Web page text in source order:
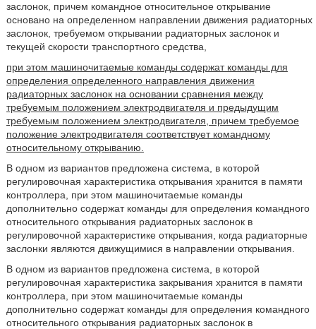
заслонок, причем командное относительное открывание
основано на определенном направлении движения радиаторных
заслонок, требуемом открывании радиаторных заслонок и
текущей скорости транспортного средства,
при этом машиночитаемые команды содержат команды для
определения определенного направления движения
радиаторных заслонок на основании сравнения между
требуемым положением электродвигателя и предыдущим
требуемым положением электродвигателя, причем требуемое
положение электродвигателя соответствует командному
относительному открыванию.
В одном из вариантов предложена система, в которой
регулировочная характеристика открывания хранится в памяти
контроллера, при этом машиночитаемые команды
дополнительно содержат команды для определения командного
относительного открывания радиаторных заслонок в
регулировочной характеристике открывания, когда радиаторные
заслонки являются движущимися в направлении открывания.
В одном из вариантов предложена система, в которой
регулировочная характеристика закрывания хранится в памяти
контроллера, при этом машиночитаемые команды
дополнительно содержат команды для определения командного
относительного открывания радиаторных заслонок в